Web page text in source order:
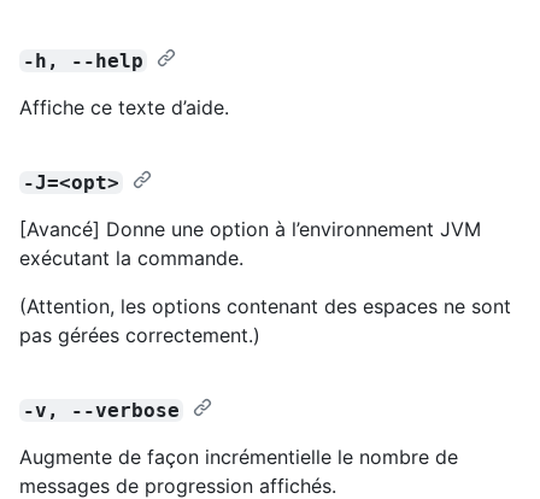
-h, --help
Affiche ce texte d’aide.
-J=<opt>
[Avancé] Donne une option à l’environnement JVM
exécutant la commande.
(Attention, les options contenant des espaces ne sont
pas gérées correctement.)
-v, --verbose
Augmente de façon incrémentielle le nombre de
messages de progression affichés.